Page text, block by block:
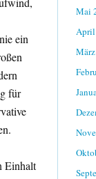
ein
für
Einhalt
Mai